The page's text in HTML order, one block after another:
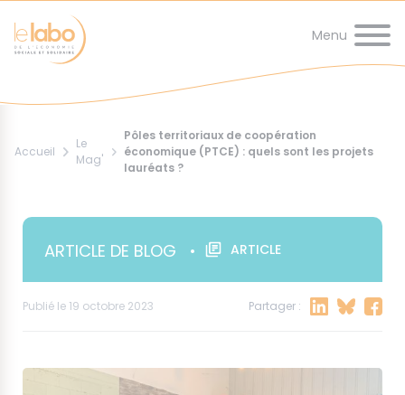
au
contenu
principal
d'Ariane
Accueil
Le
Mag'
Pôles territoriaux de coopération
économique (PTCE) : quels sont les projets
lauréats ?
ARTICLE DE BLOG • ARTICLE
Publié le 19 octobre 2023 Partager :
de
page
Panneau de gestion des cookies